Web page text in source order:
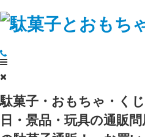
駄菓子・おもちゃ・く
日・景品・玩具の通販